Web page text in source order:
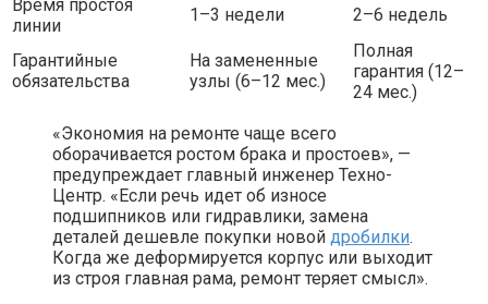
Время простоя
линии
1–3 недели 2–6 недель
Гарантийные
обязательства
На замененные
узлы (6–12 мес.)
Полная
гарантия (12–
24 мес.)
«Экономия на ремонте чаще всего
оборачивается ростом брака и простоев», —
предупреждает главный инженер Техно-
Центр. «Если речь идет об износе
подшипников или гидравлики, замена
деталей дешевле покупки новой дробилки.
Когда же деформируется корпус или выходит
из строя главная рама, ремонт теряет смысл».